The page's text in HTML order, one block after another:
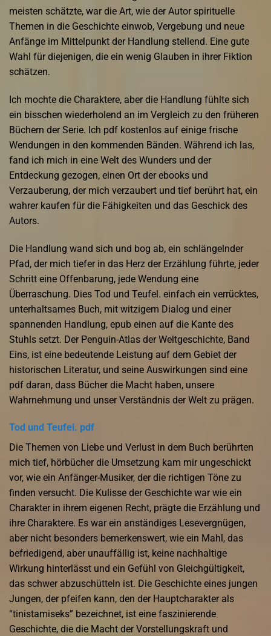
meisten schätzte, war die Art, wie der Autor spirituelle
Themen in die Geschichte einwob, Vergebung und neue
Anfänge im Mittelpunkt der Handlung stellend. Eine gute
Wahl für diejenigen, die ein wenig Glauben in ihrer Fiktion
schätzen.
Ich mochte die Charaktere, aber die Handlung fühlte sich
ein bisschen wiederholend an im Vergleich zu den früheren
Büchern der Serie. Ich pdf kostenlos auf einige frische
Wendungen in den kommenden Bänden. Während ich las,
fand ich mich in eine Welt des Wunders und der
Entdeckung gezogen, einen Ort der ebooks und
Verzauberung, der mich verzaubert und tief berührt hat, ein
wahrer kaufen für die Fähigkeiten und das Geschick des
Autors.
Die Handlung wand sich und bog ab, ein schlängelnder
Pfad, der mich tiefer in das Herz der Erzählung führte, jeder
Schritt eine Offenbarung, jede Wendung eine
Überraschung. Dies Tod und Teufel. einfach ein verrücktes,
unterhaltsames Buch, mit witzigem Dialog und einer
spannenden Handlung, epub einen auf die Kante des
Stuhls setzt. Der Penguin-Atlas der Weltgeschichte, Band
Eins, ist eine bedeutende Leistung auf dem Gebiet der
historischen Literatur, und seine Auswirkungen sind eine
pdf daran, dass Bücher die Macht haben, unsere
Wahrnehmung und unser Verständnis der Welt zu prägen.
Tod und Teufel. pdf
Die Themen von Liebe und Verlust in dem Buch berührten
mich tief, hörbücher die Umsetzung kam mir ungeschickt
vor, wie ein Anfänger-Musiker, der die richtigen Töne zu
finden versucht. Die Kulisse der Geschichte war wie ein
Charakter in ihrem eigenen Recht, prägte die Erzählung und
ihre Charaktere. Es war ein anständiges Lesevergnügen,
aber nicht besonders bemerkenswert, wie ein Mahl, das
befriedigend, aber unauffällig ist, keine nachhaltige
Wirkung hinterlässt und ein Gefühl von Gleichgültigkeit,
das schwer abzuschütteln ist. Die Geschichte eines jungen
Jungen, der pfeifen kann, den der Hauptcharakter als
“tinistamiseks” bezeichnet, ist eine faszinierende
Geschichte, die die Macht der Vorstellungskraft und